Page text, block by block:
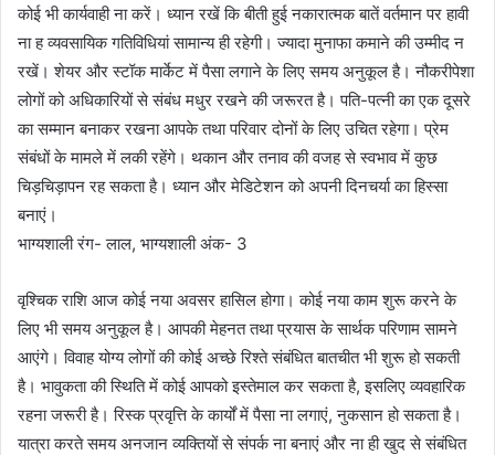
कोई भी कार्यवाही ना करें। ध्यान रखें कि बीती हुई नकारात्मक बातें वर्तमान पर हावी
ना ह व्यवसायिक गतिविधियां सामान्य ही रहेगी। ज्यादा मुनाफा कमाने की उम्मीद न
रखें। शेयर और स्टॉक मार्केट में पैसा लगाने के लिए समय अनुकूल है। नौकरीपेशा
लोगों को अधिकारियों से संबंध मधुर रखने की जरूरत है। पति-पत्नी का एक दूसरे
का सम्मान बनाकर रखना आपके तथा परिवार दोनों के लिए उचित रहेगा। प्रेम
संबंधों के मामले में लकी रहेंगे। थकान और तनाव की वजह से स्वभाव में कुछ
चिड़चिड़ापन रह सकता है। ध्यान और मेडिटेशन को अपनी दिनचर्या का हिस्सा
बनाएं।
भाग्यशाली रंग- लाल, भाग्यशाली अंक- 3
वृश्चिक राशि आज कोई नया अवसर हासिल होगा। कोई नया काम शुरू करने के
लिए भी समय अनुकूल है। आपकी मेहनत तथा प्रयास के सार्थक परिणाम सामने
आएंगे। विवाह योग्य लोगों की कोई अच्छे रिश्ते संबंधित बातचीत भी शुरू हो सकती
है। भावुकता की स्थिति में कोई आपको इस्तेमाल कर सकता है, इसलिए व्यवहारिक
रहना जरूरी है। रिस्क प्रवृत्ति के कार्यों में पैसा ना लगाएं, नुकसान हो सकता है।
यात्रा करते समय अनजान व्यक्तियों से संपर्क ना बनाएं और ना ही खुद से संबंधित